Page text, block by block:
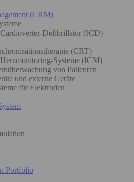
(CRM)
Defibrillator (ICD)
(CRT)
Systeme (ICM)
von Patienten
und externe Geräte
für Elektroden
Portfolio